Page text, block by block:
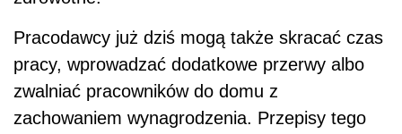
Pracodawcy już dziś mogą także skracać czas
pracy, wprowadzać dodatkowe przerwy albo
zwalniać pracowników do domu z
zachowaniem wynagrodzenia. Przepisy tego